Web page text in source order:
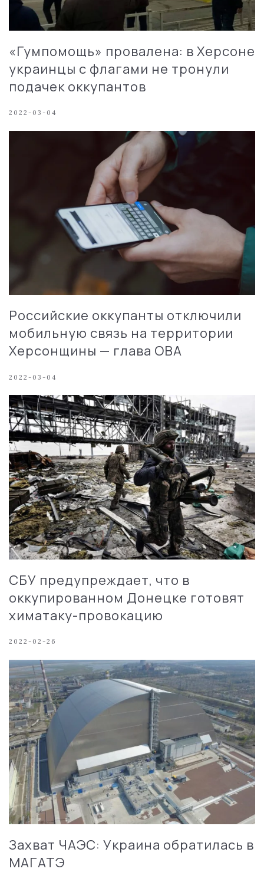
«Гумпомощь» провалена: в Херсоне
украинцы с флагами не тронули
подачек оккупантов
2022-03-04
Российские оккупанты отключили
мобильную связь на территории
Херсонщины — глава ОВА
2022-03-04
СБУ предупреждает, что в
оккупированном Донецке готовят
химатаку-провокацию
2022-02-26
Захват ЧАЭС: Украина обратилась в
МАГАТЭ